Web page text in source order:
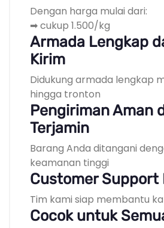
Dengan harga mulai dari:
➡ cukup 1.500/kg
Armada Lengkap
Kirim
Didukung armada lengkap
hingga tronton
Pengiriman Aman
Terjamin
Barang Anda ditangani
keamanan tinggi
Customer Support
Tim kami siap membantu
Cocok untuk